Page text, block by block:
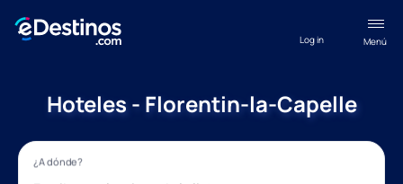
Menú
Log in
Hoteles - Florentin-la-Capelle